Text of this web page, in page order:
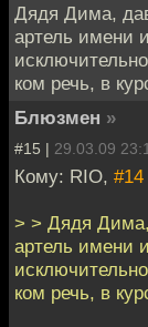
Дядя Дима,
артель имени
ком речь, в
Блюзмен »
#15 | 29.03.09
Кому: RIO, #14
> > Дядя
артель имени
ком речь, в